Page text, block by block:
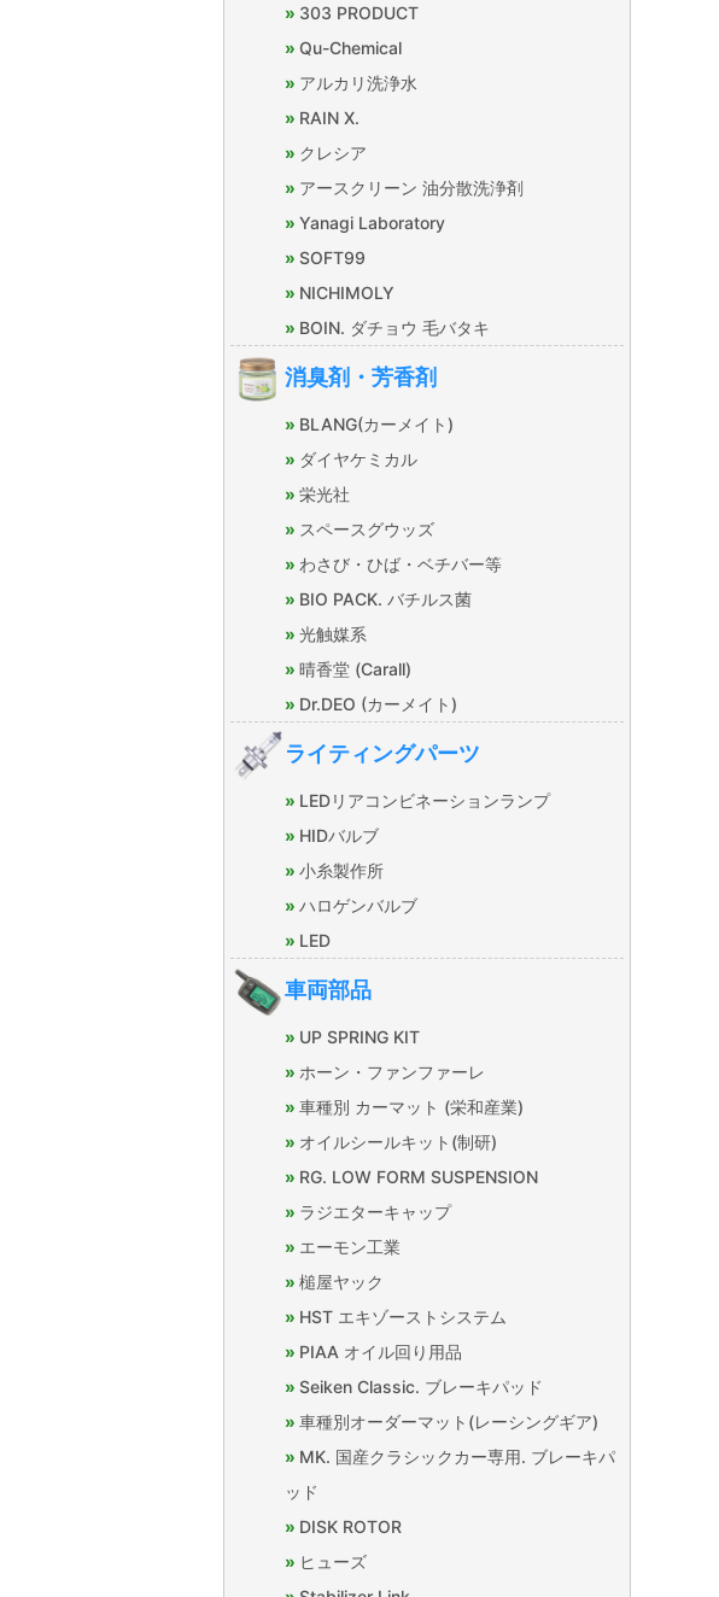
303 PRODUCT
Qu-Chemical
アルカリ洗浄水
RAIN X.
クレシア
アースクリーン 油分散洗浄剤
Yanagi Laboratory
SOFT99
NICHIMOLY
BOIN. ダチョウ 毛バタキ
消臭剤・芳香剤
BLANG(カーメイト)
ダイヤケミカル
栄光社
スペースグウッズ
わさび・ひば・ベチバー等
BIO PACK. バチルス菌
光触媒系
晴香堂 (Carall)
Dr.DEO (カーメイト)
ライティングパーツ
LEDリアコンビネーションランプ
HIDバルブ
小糸製作所
ハロゲンバルブ
LED
車両部品
UP SPRING KIT
ホーン・ファンファーレ
車種別 カーマット (栄和産業)
オイルシールキット(制研)
RG. LOW FORM SUSPENSION
ラジエターキャップ
エーモン工業
槌屋ヤック
HST エキゾーストシステム
PIAA オイル回り用品
Seiken Classic. ブレーキパッド
車種別オーダーマット(レーシングギア)
MK. 国産クラシックカー専用. ブレーキパ
ッド
DISK ROTOR
ヒューズ